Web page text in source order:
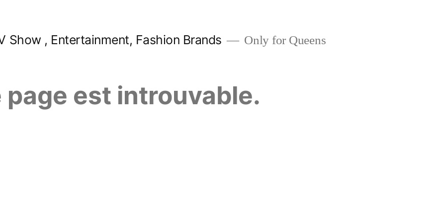
Show , Entertainment, Fashion Brands Only for Queens
page est introuvable.